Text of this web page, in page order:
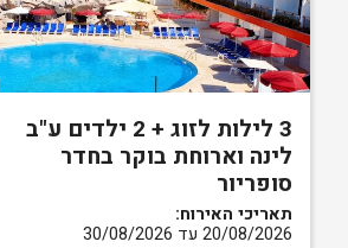
3 לילות לזוג + 2 ילדים ע"ב
לינה וארוחת בוקר בחדר
סופריור
תאריכי האירוח:
20/08/2026 עד 30/08/2026